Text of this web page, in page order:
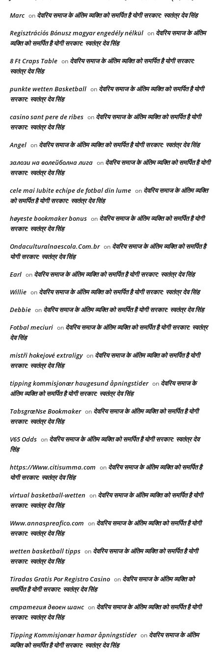
Marc on देवरिय समाज के अंतिम व्यक्ति को समर्पित है योगी सरकार: स्वतंत्र देव सिंह
Regisztrációs Bónusz magyar engedély nélkül on देवरिय समाज के अंतिम
व्यक्ति को समर्पित है योगी सरकार: स्वतंत्र देव सिंह
8 Ft Craps Table on देवरिय समाज के अंतिम व्यक्ति को समर्पित है योगी सरकार:
स्वतंत्र देव सिंह
punkte wetten Basketball on देवरिय समाज के अंतिम व्यक्ति को समर्पित है योगी
सरकार: स्वतंत्र देव सिंह
casino sant pere de ribes on देवरिय समाज के अंतिम व्यक्ति को समर्पित है योगी
सरकार: स्वतंत्र देव सिंह
Angel on देवरिय समाज के अंतिम व्यक्ति को समर्पित है योगी सरकार: स्वतंत्र देव सिंह
залози на волейболна лига on देवरिय समाज के अंतिम व्यक्ति को समर्पित है योगी
सरकार: स्वतंत्र देव सिंह
cele mai Iubite echipe de fotbal din lume on देवरिय समाज के अंतिम व्यक्ति
को समर्पित है योगी सरकार: स्वतंत्र देव सिंह
høyeste bookmaker bonus on देवरिय समाज के अंतिम व्यक्ति को समर्पित है योगी
सरकार: स्वतंत्र देव सिंह
Ondaculturalnaescola.Com.br on देवरिय समाज के अंतिम व्यक्ति को समर्पित है
योगी सरकार: स्वतंत्र देव सिंह
Earl on देवरिय समाज के अंतिम व्यक्ति को समर्पित है योगी सरकार: स्वतंत्र देव सिंह
Willie on देवरिय समाज के अंतिम व्यक्ति को समर्पित है योगी सरकार: स्वतंत्र देव सिंह
Debbie on देवरिय समाज के अंतिम व्यक्ति को समर्पित है योगी सरकार: स्वतंत्र देव सिंह
Fotbal meciuri on देवरिय समाज के अंतिम व्यक्ति को समर्पित है योगी सरकार: स्वतंत्र
देव सिंह
mistři hokejové extraligy on देवरिय समाज के अंतिम व्यक्ति को समर्पित है योगी
सरकार: स्वतंत्र देव सिंह
tipping kommisjonær haugesund åpningstider on देवरिय समाज के
अंतिम व्यक्ति को समर्पित है योगी सरकार: स्वतंत्र देव सिंह
TabsgræNse Bookmaker on देवरिय समाज के अंतिम व्यक्ति को समर्पित है योगी
सरकार: स्वतंत्र देव सिंह
V65 Odds on देवरिय समाज के अंतिम व्यक्ति को समर्पित है योगी सरकार: स्वतंत्र देव
सिंह
https://Www.citisumma.com on देवरिय समाज के अंतिम व्यक्ति को समर्पित है
योगी सरकार: स्वतंत्र देव सिंह
virtual basketball-wetten on देवरिय समाज के अंतिम व्यक्ति को समर्पित है योगी
सरकार: स्वतंत्र देव सिंह
Www.annaspreafico.com on देवरिय समाज के अंतिम व्यक्ति को समर्पित है योगी
सरकार: स्वतंत्र देव सिंह
wetten basketball tipps on देवरिय समाज के अंतिम व्यक्ति को समर्पित है योगी
सरकार: स्वतंत्र देव सिंह
Tiradas Gratis Por Registro Casino on देवरिय समाज के अंतिम व्यक्ति को
समर्पित है योगी सरकार: स्वतंत्र देव सिंह
стратегия двоен шанс on देवरिय समाज के अंतिम व्यक्ति को समर्पित है योगी
सरकार: स्वतंत्र देव सिंह
Tipping Kommisjonær hamar åpningstider on देवरिय समाज के अंतिम
व्यक्ति को समर्पित है योगी सरकार: स्वतंत्र देव सिंह